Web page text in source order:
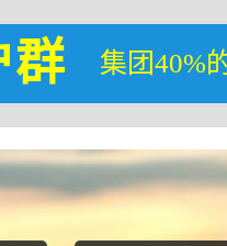
群 集团40%